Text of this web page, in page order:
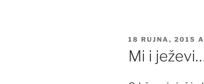
OBJAVLJENO
18 RUJNA, 2015
Mi i